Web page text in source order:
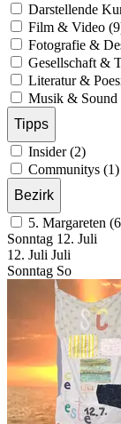
Darstellende
Film & Video
Fotografie &
Gesellschaft &
Literatur &
Musik & Sound
Tipps
Insider (2)
Communitys (1)
Bezirk
5. Margareten
Sonntag 12. Juli
12. Juli Juli
Sonntag So